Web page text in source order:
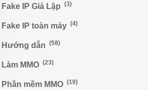
Fake IP Giả Lập (3)
Fake IP toàn máy (4)
Hướng dẫn (58)
Làm MMO (23)
Phần mềm MMO (19)